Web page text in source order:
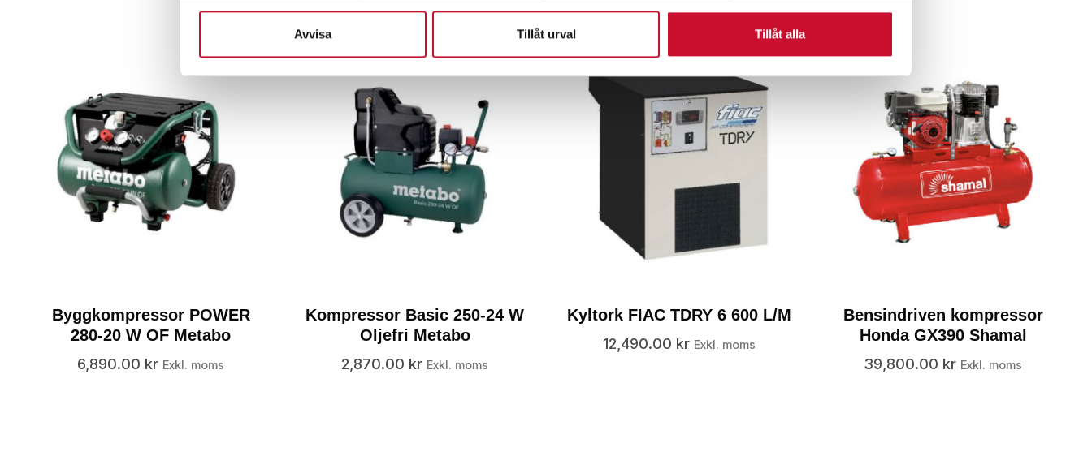
Avvisa Tillåt urval Tillåt alla
Byggkompressor POWER
280-20 W OF Metabo
6,890.00 kr Exkl. moms
Kompressor Basic 250-24 W
Oljefri Metabo
2,870.00 kr Exkl. moms
Kyltork FIAC TDRY 6 600 L/M
12,490.00 kr Exkl. moms
Bensindriven kompressor
Honda GX390 Shamal
39,800.00 kr Exkl. moms